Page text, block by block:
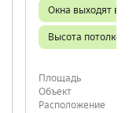
Окна выходят во
Высота
Площадь
Объект
Расположение